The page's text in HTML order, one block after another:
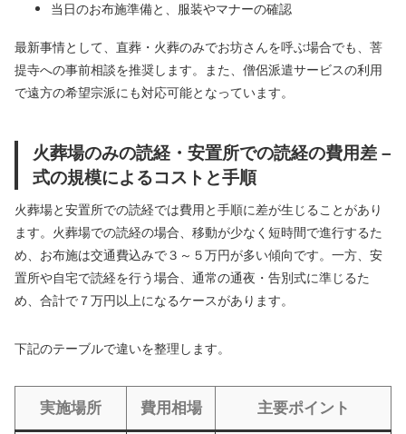
当日のお布施準備と、服装やマナーの確認
最新事情として、直葬・火葬のみでお坊さんを呼ぶ場合でも、菩
提寺への事前相談を推奨します。また、僧侶派遣サービスの利用
で遠方の希望宗派にも対応可能となっています。
火葬場のみの読経・安置所での読経の費用差 –
式の規模によるコストと手順
火葬場と安置所での読経では費用と手順に差が生じることがあり
ます。火葬場での読経の場合、移動が少なく短時間で進行するた
め、お布施は交通費込みで３～５万円が多い傾向です。一方、安
置所や自宅で読経を行う場合、通常の通夜・告別式に準じるた
め、合計で７万円以上になるケースがあります。
下記のテーブルで違いを整理します。
実施場所 費用相場 主要ポイント